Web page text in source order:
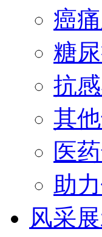
癌
糖
抗
其
医
助
风采